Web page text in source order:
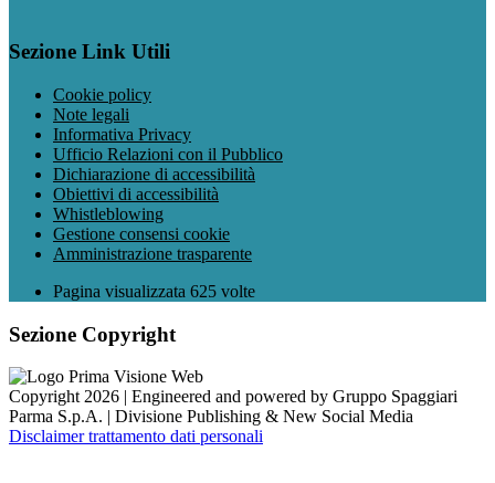
Sezione Link Utili
Cookie policy
Note legali
Informativa Privacy
Ufficio Relazioni con il Pubblico
Dichiarazione di accessibilità
Obiettivi di accessibilità
Whistleblowing
Gestione consensi cookie
Amministrazione trasparente
Pagina visualizzata 625 volte
Sezione Copyright
Copyright 2026 | Engineered and powered by Gruppo Spaggiari
Parma S.p.A. | Divisione Publishing & New Social Media
Disclaimer trattamento dati personali